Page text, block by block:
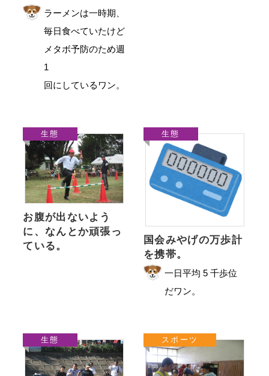
ラーメンは一時期、
毎日食べていたけど
メタボ予防のため週
1
回にしているワン。
生態
お腹が出ないよう
に、なんとか頑張っ
ている。
生態
国会みやげの万歩計
を携帯。
一日平均 5 千歩位
だワン。
生態 スポーツ